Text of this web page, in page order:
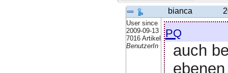
bianca
User since
2009-09-13
7016 Artikel
BenutzerIn
pq
auch